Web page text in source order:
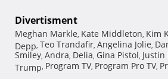
Divertisment
Meghan Markle, Kate Middleton, Kim
Depp, Teo Trandafir, Angelina Jolie,
Smiley, Andra, Delia, Gina Pistol,
Trump, Program TV, Program Pro TV,